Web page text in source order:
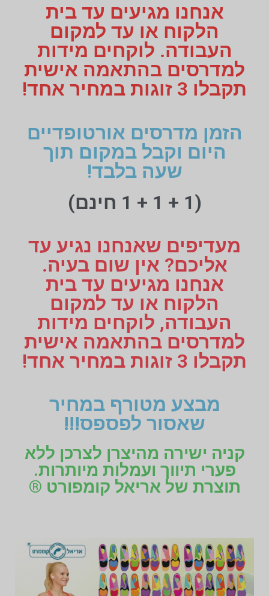
אנחנו מגיעים עד בית
הלקוח או עד למקום
העבודה. לוקחים מידות
למדרסים בהתאמה אישית
תקבלו 3 זוגות במחיר אחד!
הזמן מדרסים אורטופדיים
היום וקבל במקום תוך
שעה בלבד!
(1 + 1 + 1 חינם)
מעדיפים שאנחנו נגיע עד
אליכם? אין שום בעיה.
אנחנו מגיעים עד בית
הלקוח או עד למקום
העבודה, לוקחים מידות
למדרסים בהתאמה אישית
תקבלו 3 זוגות במחיר אחד!
מבצע מטורף במחיר
שאסור לפספס!!!
קניה ישירה מהיצרן לצרכן ללא
פערי תיווך ועמלות מיותרות.
תוצרת של אריאל קומפורט ®